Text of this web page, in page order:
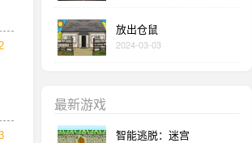
放出仓鼠
2024-03-03
最新游戏
智能逃脱：迷宫